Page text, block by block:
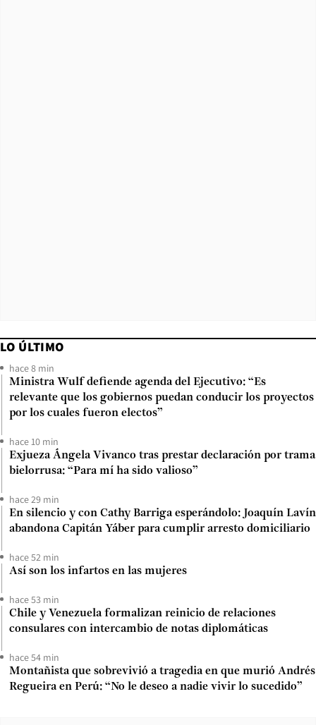
LO ÚLTIMO
hace 8 min
Ministra Wulf defiende agenda del Ejecutivo: “Es
relevante que los gobiernos puedan conducir los proyectos
por los cuales fueron electos”
hace 10 min
Exjueza Ángela Vivanco tras prestar declaración por trama
bielorrusa: “Para mí ha sido valioso”
hace 29 min
En silencio y con Cathy Barriga esperándolo: Joaquín Lavín
abandona Capitán Yáber para cumplir arresto domiciliario
hace 52 min
Así son los infartos en las mujeres
hace 53 min
Chile y Venezuela formalizan reinicio de relaciones
consulares con intercambio de notas diplomáticas
hace 54 min
Montañista que sobrevivió a tragedia en que murió Andrés
Regueira en Perú: “No le deseo a nadie vivir lo sucedido”